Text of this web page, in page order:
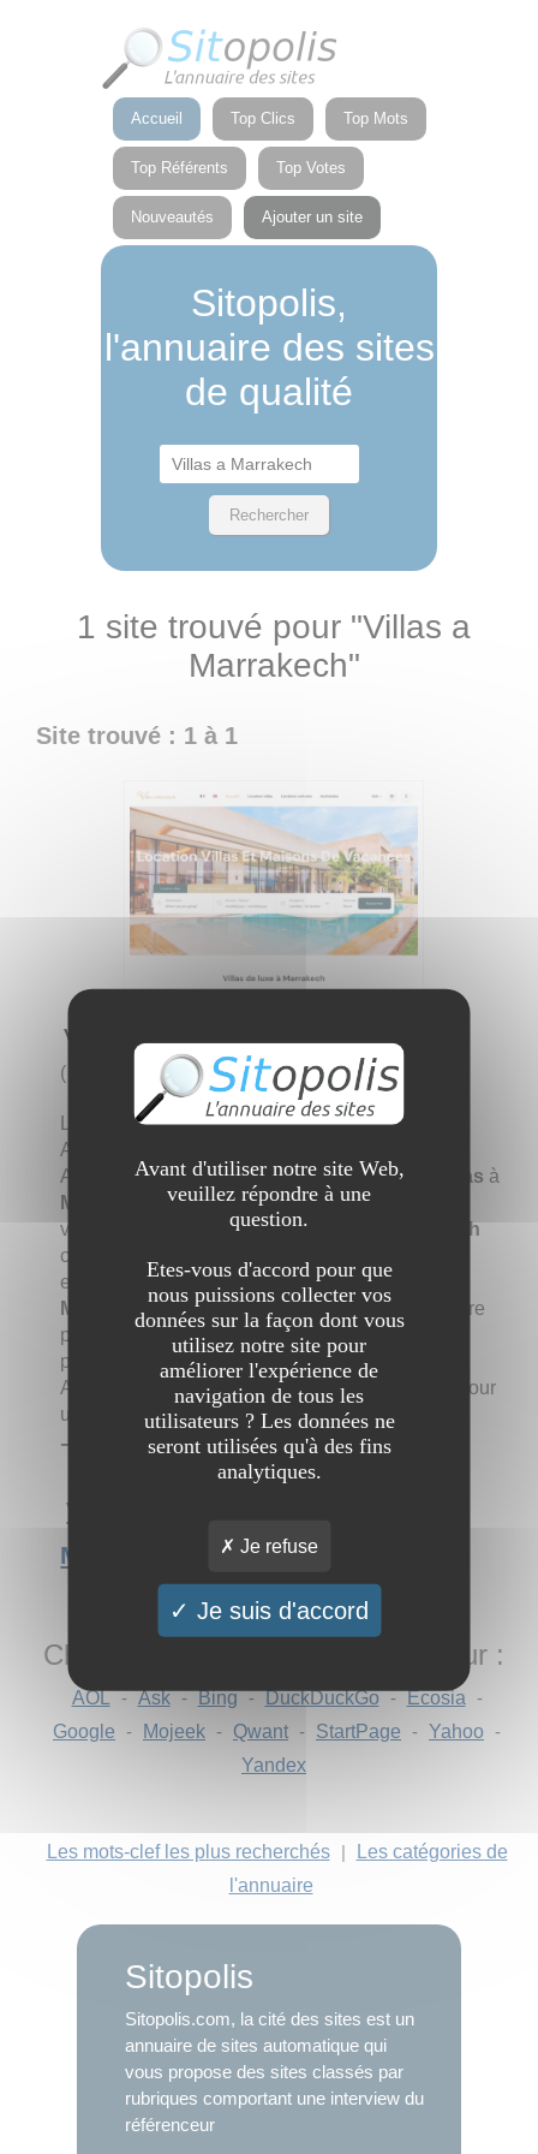
Accueil Top Clics Top Mots
Top Référents Top Votes
Nouveautés Ajouter un site
Sitopolis,
l'annuaire des sites
de qualité
1 site trouvé pour "Villas a
Marrakech"
Site trouvé : 1 à 1
Villas a Marrakech
(
Louer une villa àMarrakechavecVillas
A
A
marrakech, spécialisé dans la location de villas à
Marrakech
, est l’interlocuteur idéal pour vos
vacances dans la Ville Ocre. ,
marrakech
c’est avant tout une équipe de passionnés qui a
envie de partager avec vous son amour pour
Marrakechet ses richesses, le tout dans un cadre
propice à la détente et au repos. Pour que vous
puissiez passer un agréable séjour,Villas
A
vous propose de superbes
pour
une location saisonnière ou longue durée
➔ Catégorie : Tourisme → Voyages
Voir l'interview du site Villas a
Marrakech
Chercher " " sur :
AOL - Ask - Bing - DuckDuckGo - Ecosia -
Google - Mojeek - Qwant - StartPage - Yahoo -
Yandex
Les mots-clef les plus recherchés |
Les catégories de
l'annuaire
Sitopolis
Sitopolis.com, la cité des sites est un
annuaire de sites automatique qui
vous propose des sites classés par
rubriques comportant une interview du
référenceur
Avant d'utiliser notre site Web,
veuillez répondre à une
question.
Etes-vous d'accord pour que
nous puissions collecter vos
données sur la façon dont vous
utilisez notre site pour
améliorer l'expérience de
navigation de tous les
utilisateurs ? Les données ne
seront utilisées qu'à des fins
analytiques.
Je refuse
Je suis d'accord